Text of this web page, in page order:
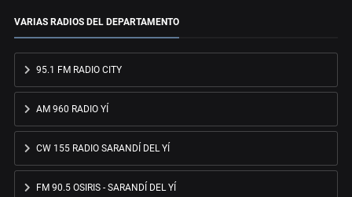
VARIAS RADIOS DEL DEPARTAMENTO
95.1 FM RADIO CITY
AM 960 RADIO YÍ
CW 155 RADIO SARANDÍ DEL YÍ
FM 90.5 OSIRIS - SARANDÍ DEL YÍ